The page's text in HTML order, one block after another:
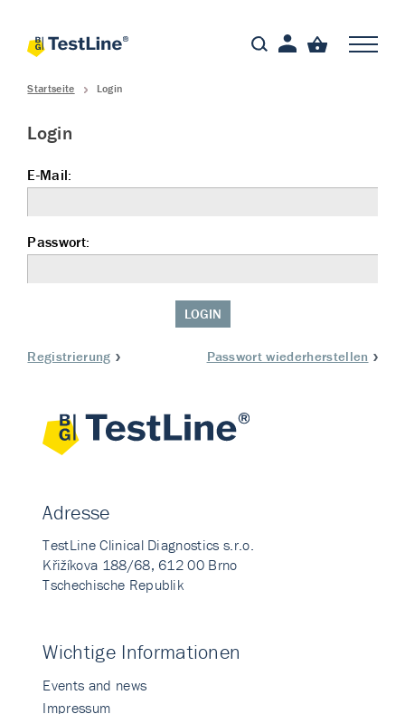
Startseite Login
Login
E-Mail:
Passwort:
LOGIN
Registrierung Passwort wiederherstellen
Adresse
TestLine Clinical Diagnostics s.r.o.
Křižíkova 188/68, 612 00 Brno
Tschechische Republik
Wichtige Informationen
Events and news
Impressum